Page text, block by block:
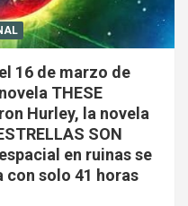
16 de marzo de
THESE
Hurley, la novela
SON
en ruinas se
con solo 41 horas